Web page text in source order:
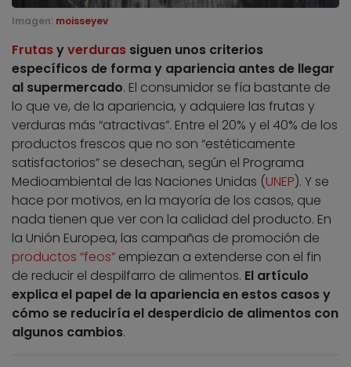
Imagen: moisseyev
Frutasyverduras siguen unos criterios
específicos de forma y apariencia antes de llegar
al supermercado. El consumidor se fía bastante de
lo que ve, de la apariencia, y adquiere las frutas y
verduras más “atractivas”. Entre el 20% y el 40% de los
productos frescos que no son “estéticamente
satisfactorios” se desechan, según el Programa
Medioambiental de las Naciones Unidas (UNEP). Y se
hace por motivos, en la mayoría de los casos, que
nada tienen que ver con la calidad del producto. En
la Unión Europea, las campañas de promoción de
productos “feos” empiezan a extenderse con el fin
de reducir el despilfarro de alimentos. El artículo
explica el papel de la apariencia en estos casos y
cómo se reduciría el desperdicio de alimentos con
algunos cambios.